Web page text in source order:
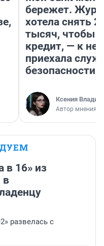
бережет.
хотела снять
тысяч, чтобы
кредит, — к
приехала
безопасности
Ксения
Автор мнения
в 16» из
в
развелась с